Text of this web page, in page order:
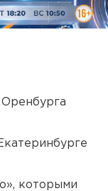
которыми